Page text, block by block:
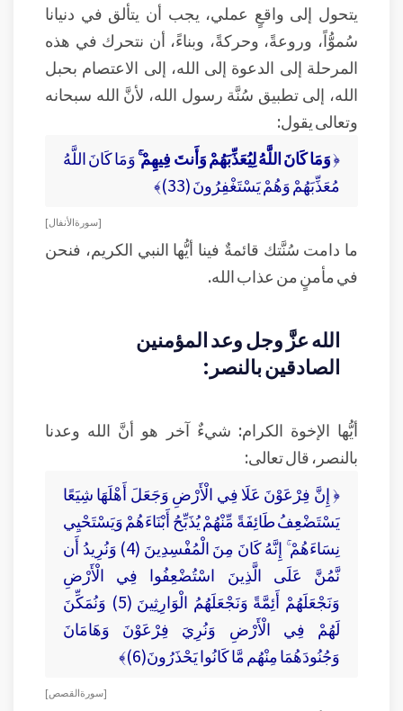
يتحول إلى واقعٍ عملي، يجب أن يتألق في دنيانا
سُموُّاً، وروعةً، وحركةً، وبناءً، أن نتحرك في هذه
المرحلة إلى الدعوة إلى الله، إلى الاعتصام بحبل
الله، إلى تطبيق سُنَّة رسول الله، لأنَّ الله سبحانه
وتعالى يقول:
﴿وَمَا كَانَ اللَّهُ لِيُعَذِّبَهُمْ وَأَنتَ فِيهِمْ ۚوَمَا كَانَ اللَّهُ
مُعَذِّبَهُمْ وَهُمْ يَسْتَغْفِرُونَ (33)﴾
[ سورة الأنفال ]
ما دامت سُنَّتك قائمةٌ فينا أيُّها النبي الكريم، فنحن
في مأمنٍ من عذاب الله.
الله عزَّ وجل وعد المؤمنين
الصادقين بالنصر:
أيُّها الإخوة الكرام: شيءٌ آخر هو أنَّ الله وعدنا
بالنصر، قال تعالى:
﴿ إِنَّ فِرْعَوْنَ عَلَا فِي الْأَرْضِ وَجَعَلَ أَهْلَهَا شِيَعًا
يَسْتَضْعِفُ طَائِفَةً مِّنْهُمْ يُذَبِّحُ أَبْنَاءَهُمْ وَيَسْتَحْيِي
نِسَاءَهُمْ ۚ إِنَّهُ كَانَ مِنَ الْمُفْسِدِينَ (4) وَنُرِيدُ أَن
نَّمُنَّ عَلَى الَّذِينَ اسْتُضْعِفُوا فِي الْأَرْضِ
وَنَجْعَلَهُمْ أَئِمَّةً وَنَجْعَلَهُمُ الْوَارِثِينَ (5) وَنُمَكِّنَ
لَهُمْ فِي الْأَرْضِ وَنُرِيَ فِرْعَوْنَ وَهَامَانَ
وَجُنُودَهُمَا مِنْهُم مَّا كَانُوا يَحْذَرُونَ(6)﴾
[ سورة القصص ]